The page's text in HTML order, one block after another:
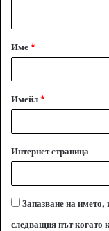
а
р
Име*
Имейл*
Интернет страница
Запазване на името,
следващия път когато